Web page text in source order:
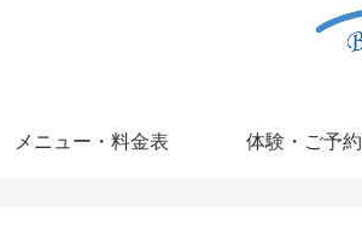
メニュー・料金表 体験・ご予約